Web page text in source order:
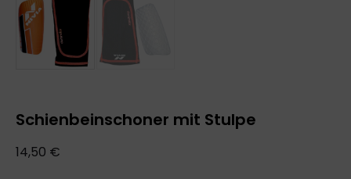
Schienbeinschoner mit Stulpe
14,50 €